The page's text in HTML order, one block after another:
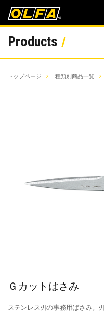
Products
トップページ 種類別商品一覧
Ｇカットはさみ
ステンレス刃の事務用ばさみ。